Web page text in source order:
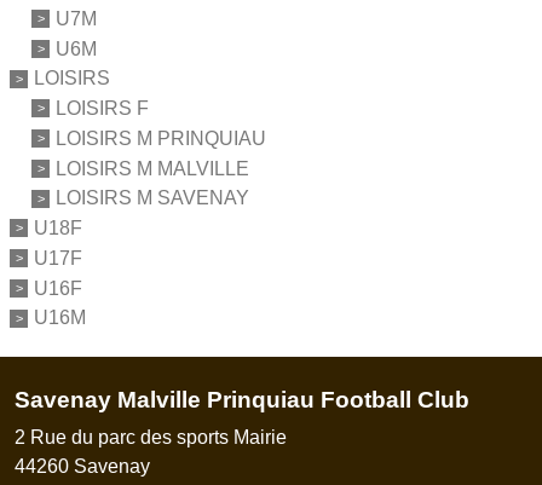
U7M
U6M
LOISIRS
LOISIRS F
LOISIRS M PRINQUIAU
LOISIRS M MALVILLE
LOISIRS M SAVENAY
U18F
U17F
U16F
U16M
Savenay Malville Prinquiau Football Club
2 Rue du parc des sports Mairie
44260 Savenay